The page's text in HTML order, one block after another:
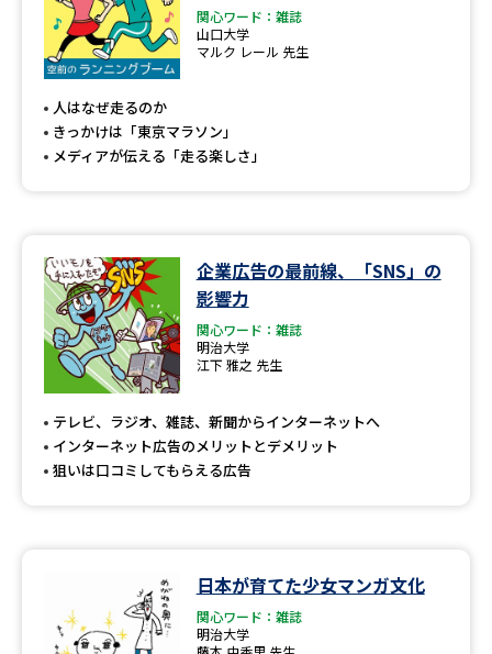
関心ワード：雑誌
山口大学
マルク レール 先生
人はなぜ走るのか
きっかけは「東京マラソン」
メディアが伝える「走る楽しさ」
企業広告の最前線、「SNS」の
影響力
関心ワード：雑誌
明治大学
江下 雅之 先生
テレビ、ラジオ、雑誌、新聞からインターネットへ
インターネット広告のメリットとデメリット
狙いは口コミしてもらえる広告
日本が育てた少女マンガ文化
関心ワード：雑誌
明治大学